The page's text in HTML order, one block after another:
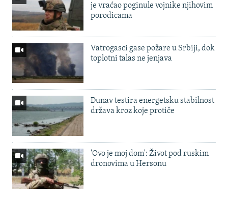
je vraćao poginule vojnike njihovim
porodicama
Vatrogasci gase požare u Srbiji, dok
toplotni talas ne jenjava
Dunav testira energetsku stabilnost
država kroz koje protiče
'Ovo je moj dom': Život pod ruskim
dronovima u Hersonu